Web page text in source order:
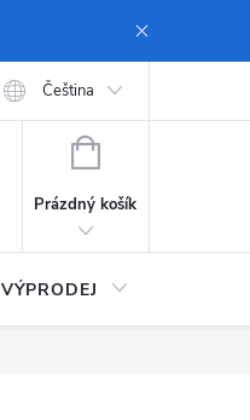
Zásady ochrany osobních údajů
Čeština
NÁKUPNÍ
Prázdný košík
VÝPRODEJ